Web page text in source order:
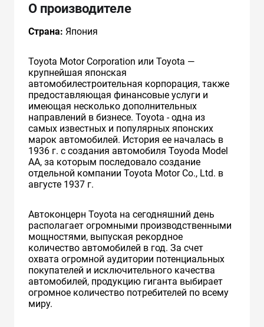
О производителе
Страна: Япония
Toyota Motor Corporation или Toyota —
крупнейшая японская
автомобилестроительная корпорация, также
предоставляющая финансовые услуги и
имеющая несколько дополнительных
направлений в бизнесе. Toyota - одна из
самых известных и популярных японских
марок автомобилей. История ее началась в
1936 г. с создания автомобиля Toyoda Model
AA, за которым последовало создание
отдельной компании Toyota Motor Co., Ltd. в
августе 1937 г.
Автоконцерн Toyota на сегодняшний день
располагает огромными производственными
мощностями, выпуская рекордное
количество автомобилей в год. За счет
охвата огромной аудитории потенциальных
покупателей и исключительного качества
автомобилей, продукцию гиганта выбирает
огромное количество потребителей по всему
миру.